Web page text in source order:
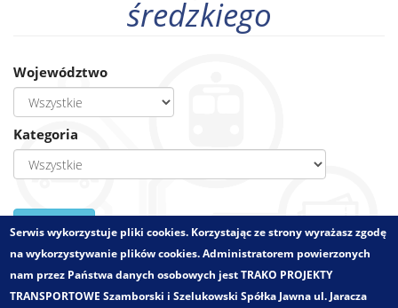
średzkiego
Województwo
Kategoria
Serwis wykorzystuje pliki cookies. Korzystając ze strony wyrażasz zgodę
na wykorzystywanie plików cookies. Administratorem powierzonych
nam przez Państwa danych osobowych jest TRAKO PROJEKTY
TRANSPORTOWE Szamborski i Szelukowski Spółka Jawna ul. Jaracza